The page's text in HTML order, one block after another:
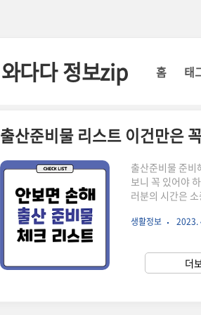
와다다 정보zip 홈 태
출산준비물 리스트 이건만은
출산준비물 준비
보니 꼭 있어야
러분의 시간은
필요하시면 보셔
에 출산가방 체
으로는 6가지로
생활정보 2023.
더